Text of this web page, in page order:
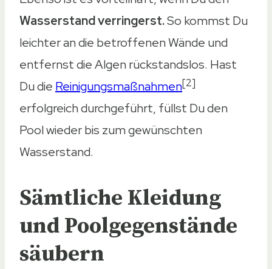
Wasserstand verringerst.So kommst Du
leichter an die betroffenen Wände und
entfernst die Algen rückstandslos. Hast
Du die Reinigungsmaßnahmen[2]
erfolgreich durchgeführt, füllst Du den
Pool wieder bis zum gewünschten
Wasserstand.
Sämtliche Kleidung
und Poolgegenstände
säubern